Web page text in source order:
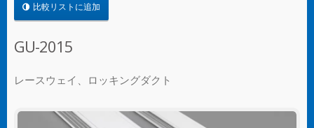
比較リストに追加
GU-2015
レースウェイ、ロッキングダクト